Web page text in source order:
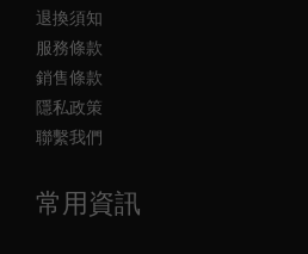
退換須知
服務條款
銷售條款
隱私政策
聯繫我們
常用資訊